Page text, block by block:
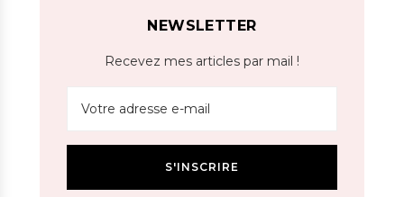
NEWSLETTER
Recevez mes articles par mail !